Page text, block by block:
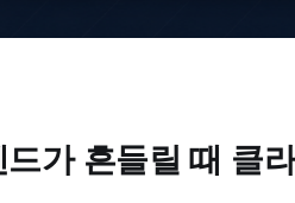
가 흔들릴 때 클